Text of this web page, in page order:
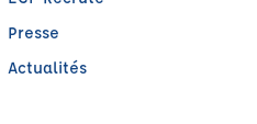
Presse
Actualités